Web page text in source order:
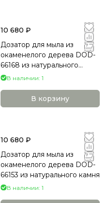
10 680 ₽
Дозатор для мыла из
окаменелого дерева DOD-
66168 из натурального
камня
В наличии: 1
В корзину
10 680 ₽
Дозатор для мыла из
окаменелого дерева DOD-
66153 из натурального камня
В наличии: 1